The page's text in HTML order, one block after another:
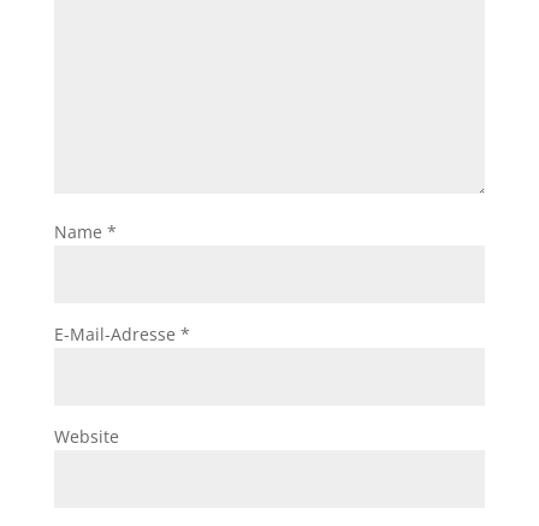
Name *
E-Mail-Adresse *
Website